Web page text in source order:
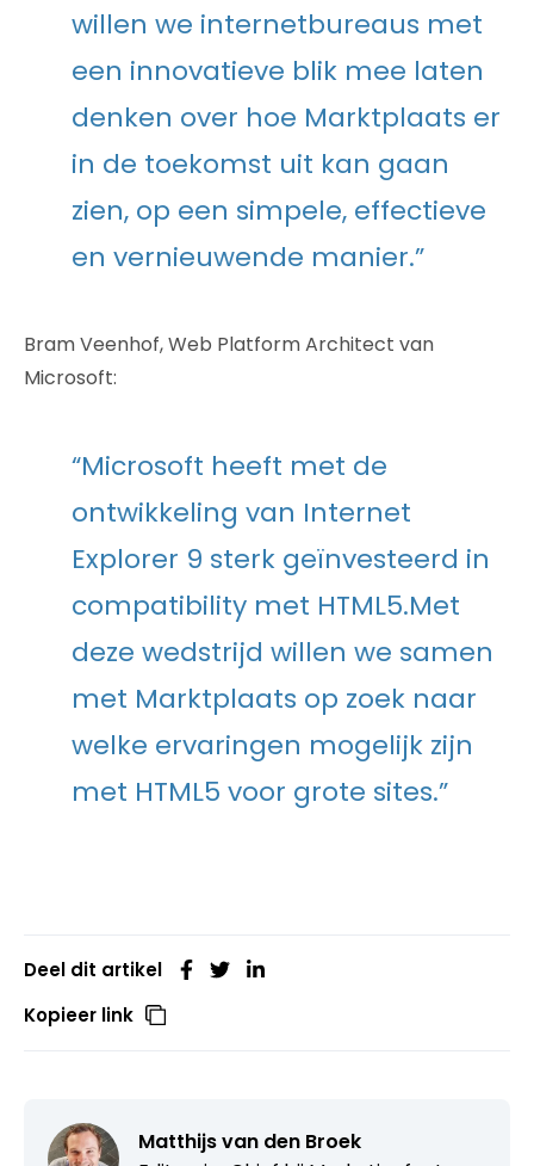
willen we internetbureaus met
een innovatieve blik mee laten
denken over hoe Marktplaats er
in de toekomst uit kan gaan
zien, op een simpele, effectieve
en vernieuwende manier.”
Bram Veenhof, Web Platform Architect van
Microsoft:
“Microsoft heeft met de
ontwikkeling van Internet
Explorer 9 sterk geïnvesteerd in
compatibility met HTML5.Met
deze wedstrijd willen we samen
met Marktplaats op zoek naar
welke ervaringen mogelijk zijn
met HTML5 voor grote sites.”
Deel dit artikel
Kopieer link
Matthijs van den Broek